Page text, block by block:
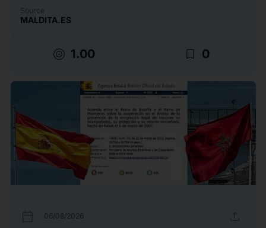
Source
MALDITA.ES
target 1.00 bookmark_border 0
calendar_today 06/08/2026 upload